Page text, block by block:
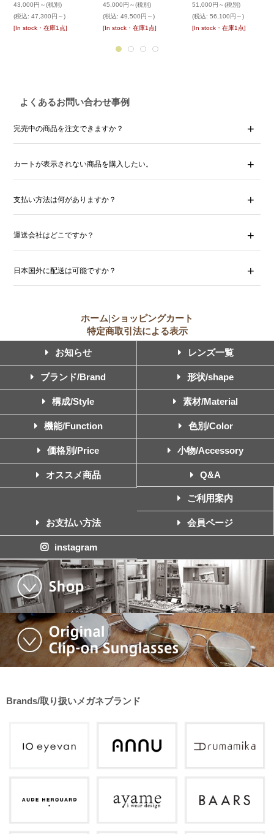
43,000円～(税別)
(税込: 47,300円～)
[In stock・在庫1点]
45,000円～(税別)
(税込: 49,500円～)
[In stock・在庫1点]
51,000円～(税別)
(税込: 56,100円～)
[In stock・在庫1点]
よくあるお問い合わせ事例
完売中の商品を注文できますか？
カートが表示されない商品を購入したい。
支払い方法は何がありますか？
運送会社はどこですか？
日本国外に配送は可能ですか？
ホーム|ショッピングカート
特定商取引法による表示
お知らせ レンズ一覧
ブランド/Brand 形状/shape
構成/Style 素材/Material
機能/Function 色別/Color
価格別/Price 小物/Accessory
オススメ商品 Q&A
ご利用案内
お支払い方法 会員ページ
instagram
Brands/取り扱いメガネブランド